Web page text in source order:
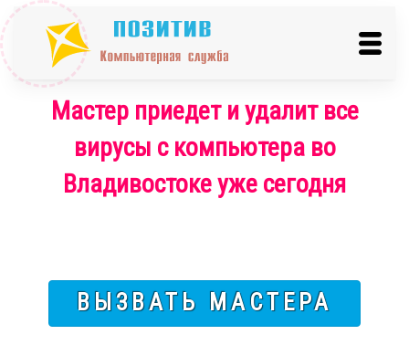
Мастер приедет и удалит все
вирусы с компьютера во
Владивостоке уже сегодня
ВЫЗВАТЬ МАСТЕРА